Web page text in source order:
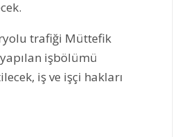
trafiği Müttefik
işbölümü
iş ve işçi hakları